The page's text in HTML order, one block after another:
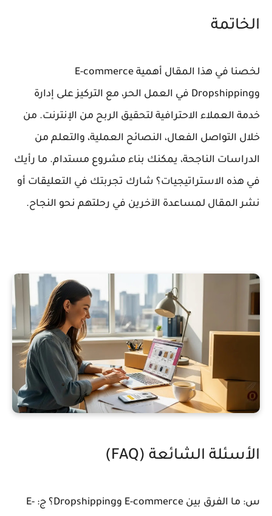
الخاتمة
لخصنا في هذا المقال أهمية E-commerce
وDropshipping في العمل الحر، مع التركيز على إدارة
خدمة العملاء الاحترافية لتحقيق الربح من الإنترنت. من
خلال التواصل الفعال، النصائح العملية، والتعلم من
الدراسات الناجحة، يمكنك بناء مشروع مستدام. ما رأيك
في هذه الاستراتيجيات؟ شارك تجربتك في التعليقات أو
نشر المقال لمساعدة الآخرين في رحلتهم نحو النجاح.
الأسئلة الشائعة (FAQ)
س: ما الفرق بين E-commerce وDropshipping؟ ج: E-